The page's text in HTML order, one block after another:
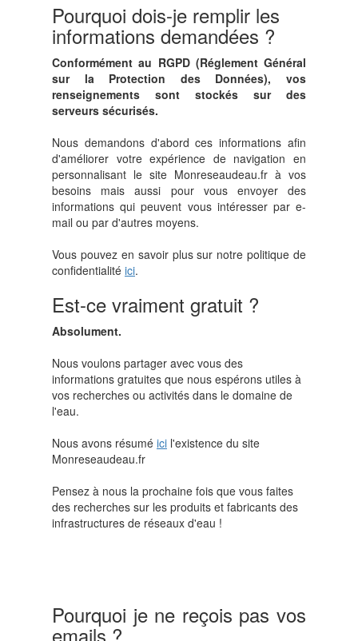
Pourquoi dois-je remplir les
informations demandées ?
Conformément au RGPD (Réglement Général
sur la Protection des Données), vos
renseignements sont stockés sur des
serveurs sécurisés.
Nous demandons d'abord ces informations afin
d'améliorer votre expérience de navigation en
personnalisant le site Monreseaudeau.fr à vos
besoins mais aussi pour vous envoyer des
informations qui peuvent vous intéresser par e-
mail ou par d'autres moyens.
Vous pouvez en savoir plus sur notre politique de
confidentialité ici.
Est-ce vraiment gratuit ?
Absolument.
Nous voulons partager avec vous des
informations gratuites que nous espérons utiles à
vos recherches ou activités dans le domaine de
l'eau.
Nous avons résumé ici l'existence du site
Monreseaudeau.fr
Pensez à nous la prochaine fois que vous faites
des recherches sur les produits et fabricants des
infrastructures de réseaux d'eau !
Pourquoi je ne reçois pas vos
emails ?